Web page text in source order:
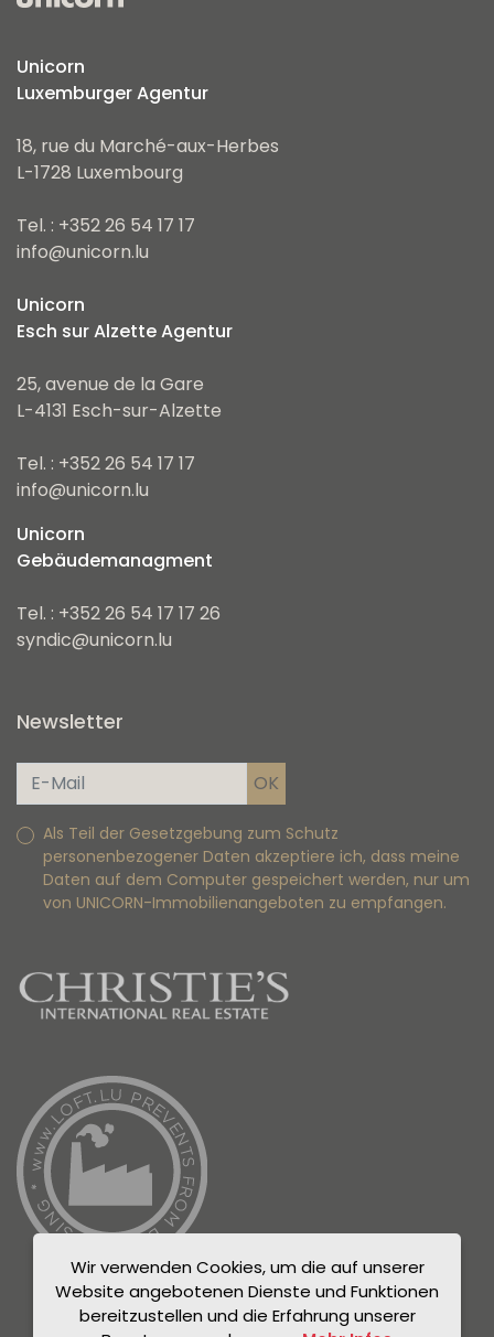
Unicorn
Luxemburger Agentur
18, rue du Marché-aux-Herbes
L-1728 Luxembourg
Tel. : +352 26 54 17 17
info@unicorn.lu
Unicorn
Esch sur Alzette Agentur
25, avenue de la Gare
L-4131 Esch-sur-Alzette
Tel. : +352 26 54 17 17
info@unicorn.lu
Unicorn
Gebäudemanagment
Tel. : +352 26 54 17 17 26
syndic@unicorn.lu
Newsletter
Als Teil der Gesetzgebung zum Schutz
personenbezogener Daten akzeptiere ich, dass meine
Daten auf dem Computer gespeichert werden, nur um
von UNICORN-Immobilienangeboten zu empfangen.
Wir verwenden Cookies, um die auf unserer
Website angebotenen Dienste und Funktionen
bereitzustellen und die Erfahrung unserer